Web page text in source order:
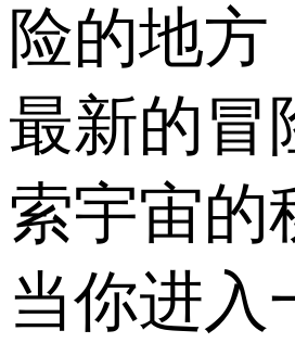
险的地方
最新的冒
索宇宙的
当你进入